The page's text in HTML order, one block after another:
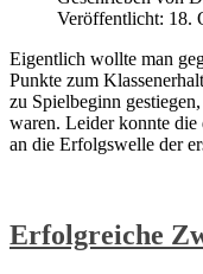
Veröffentlicht: 18.
Eigentlich wollte man
Punkte zum
zu Spielbeginn
waren. Leider konnte die
an die Erfolgswelle der
Erfolgreiche